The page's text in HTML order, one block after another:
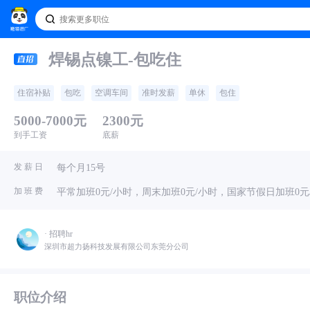
焊锡点镍工-包吃住
住宿补贴 包吃 空调车间 准时发薪 单休 包住
5000-7000元
到手工资
2300元
底薪
发 薪 日 每个月15号
加 班 费 平常加班0元/小时，周末加班0元/小时，国家节假日加班0
· 招聘hr
深圳市超力扬科技发展有限公司东莞分公司
职位介绍